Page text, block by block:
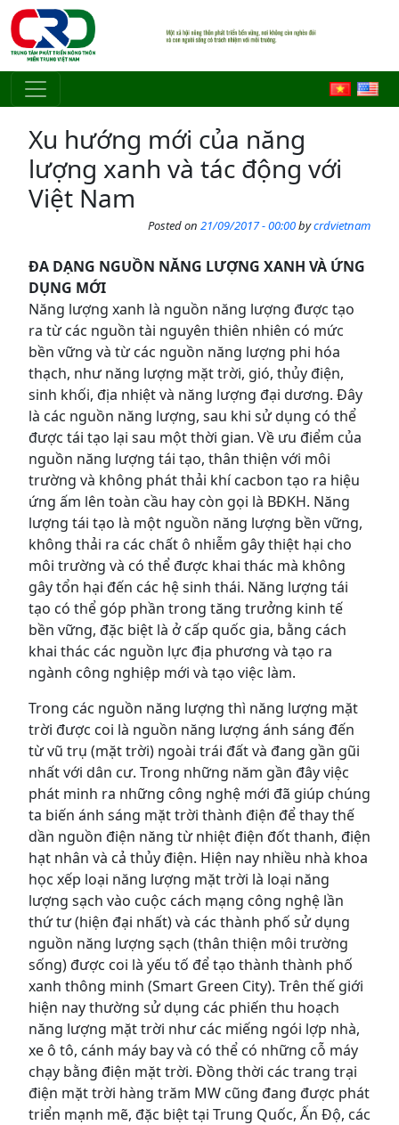
Skip to main content
Xu hướng mới của năng
lượng xanh và tác động với
Việt Nam
Posted on 21/09/2017 - 00:00bycrdvietnam
ĐA DẠNG NGUỒN NĂNG LƯỢNG XANH VÀ ỨNG
DỤNG MỚI
Năng lượng xanh là nguồn năng lượng được tạo
ra từ các nguồn tài nguyên thiên nhiên có mức
bền vững và từ các nguồn năng lượng phi hóa
thạch, như năng lượng mặt trời, gió, thủy điện,
sinh khối, địa nhiệt và năng lượng đại dương. Đây
là các nguồn năng lượng, sau khi sử dụng có thể
được tái tạo lại sau một thời gian. Về ưu điểm của
nguồn năng lượng tái tạo, thân thiện với môi
trường và không phát thải khí cacbon tạo ra hiệu
ứng ấm lên toàn cầu hay còn gọi là BĐKH. Năng
lượng tái tạo là một nguồn năng lượng bền vững,
không thải ra các chất ô nhiễm gây thiệt hại cho
môi trường và có thể được khai thác mà không
gây tổn hại đến các hệ sinh thái. Năng lượng tái
tạo có thể góp phần trong tăng trưởng kinh tế
bền vững, đặc biệt là ở cấp quốc gia, bằng cách
khai thác các nguồn lực địa phương và tạo ra
ngành công nghiệp mới và tạo việc làm.
Trong các nguồn năng lượng thì năng lượng mặt
trời được coi là nguồn năng lượng ánh sáng đến
từ vũ trụ (mặt trời) ngoài trái đất và đang gần gũi
nhất với dân cư. Trong những năm gần đây việc
phát minh ra những công nghệ mới đã giúp chúng
ta biến ánh sáng mặt trời thành điện để thay thế
dần nguồn điện năng từ nhiệt điện đốt thanh, điện
hạt nhân và cả thủy điện. Hiện nay nhiều nhà khoa
học xếp loại năng lượng mặt trời là loại năng
lượng sạch vào cuộc cách mạng công nghệ lần
thứ tư (hiện đại nhất) và các thành phố sử dụng
nguồn năng lượng sạch (thân thiện môi trường
sống) được coi là yếu tố để tạo thành thành phố
xanh thông minh (Smart Green City). Trên thế giới
hiện nay thường sử dụng các phiến thu hoạch
năng lượng mặt trời như các miếng ngói lợp nhà,
xe ô tô, cánh máy bay và có thể có những cỗ máy
chạy bằng điện mặt trời. Đồng thời các trang trại
điện mặt trời hàng trăm MW cũng đang được phát
triển mạnh mẽ, đặc biệt tại Trung Quốc, Ấn Độ, các